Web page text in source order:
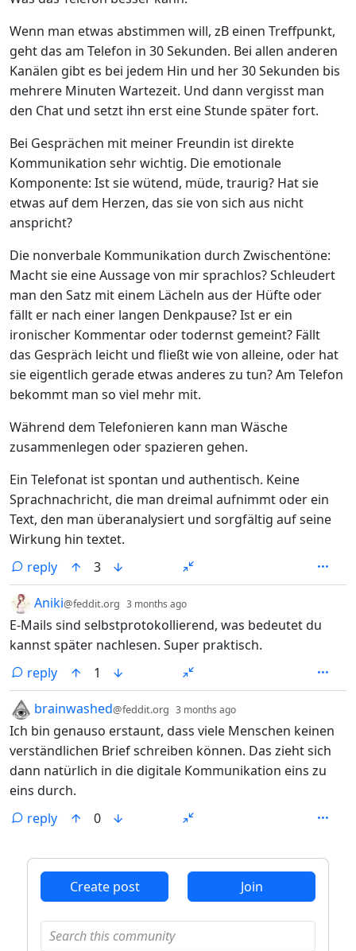
Wenn man etwas abstimmen will, zB einen Treffpunkt,
geht das am Telefon in 30 Sekunden. Bei allen anderen
Kanälen gibt es bei jedem Hin und her 30 Sekunden bis
mehrere Minuten Wartezeit. Und dann vergisst man
den Chat und setzt ihn erst eine Stunde später fort.
Bei Gesprächen mit meiner Freundin ist direkte
Kommunikation sehr wichtig. Die emotionale
Komponente: Ist sie wütend, müde, traurig? Hat sie
etwas auf dem Herzen, das sie von sich aus nicht
anspricht?
Die nonverbale Kommunikation durch Zwischentöne:
Macht sie eine Aussage von mir sprachlos? Schleudert
man den Satz mit einem Lächeln aus der Hüfte oder
fällt er nach einer langen Denkpause? Ist er ein
ironischer Kommentar oder todernst gemeint? Fällt
das Gespräch leicht und fließt wie von alleine, oder hat
sie eigentlich gerade etwas anderes zu tun? Am Telefon
bekommt man so viel mehr mit.
Während dem Telefonieren kann man Wäsche
zusammenlegen oder spazieren gehen.
Ein Telefonat ist spontan und authentisch. Keine
Sprachnachricht, die man dreimal aufnimmt oder ein
Text, den man überanalysiert und sorgfältig auf seine
Wirkung hin textet.
reply
3
by
Aniki@feddit.org 3 months ago
E-Mails sind selbstprotokollierend, was bedeutet du
kannst später nachlesen. Super praktisch.
reply
1
by
brainwashed@feddit.org 3 months ago
Ich bin genauso erstaunt, dass viele Menschen keinen
verständlichen Brief schreiben können. Das zieht sich
dann natürlich in die digitale Kommunikation eins zu
eins durch.
reply
0
Create post Join